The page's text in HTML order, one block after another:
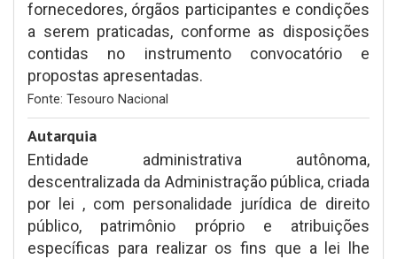
fornecedores, órgãos participantes e condições
a serem praticadas, conforme as disposições
contidas no instrumento convocatório e
propostas apresentadas.
Fonte: Tesouro Nacional
Autarquia
Entidade administrativa autônoma,
descentralizada da Administração pública, criada
por lei , com personalidade jurídica de direito
público, patrimônio próprio e atribuições
específicas para realizar os fins que a lei lhe